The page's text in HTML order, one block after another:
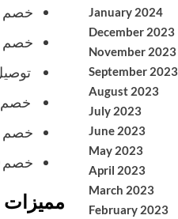
خصم ثابت
خصم 15% على جميع الأجهزة الإلكترونية.
توصيل
خصم 50 درهم على الملابس
خصم إضافي 10%
خصم 20% على منتجات العناية الشخصية.
مميزات
January 2024
December 2023
November 2023
September 2023
August 2023
July 2023
June 2023
May 2023
April 2023
March 2023
February 2023